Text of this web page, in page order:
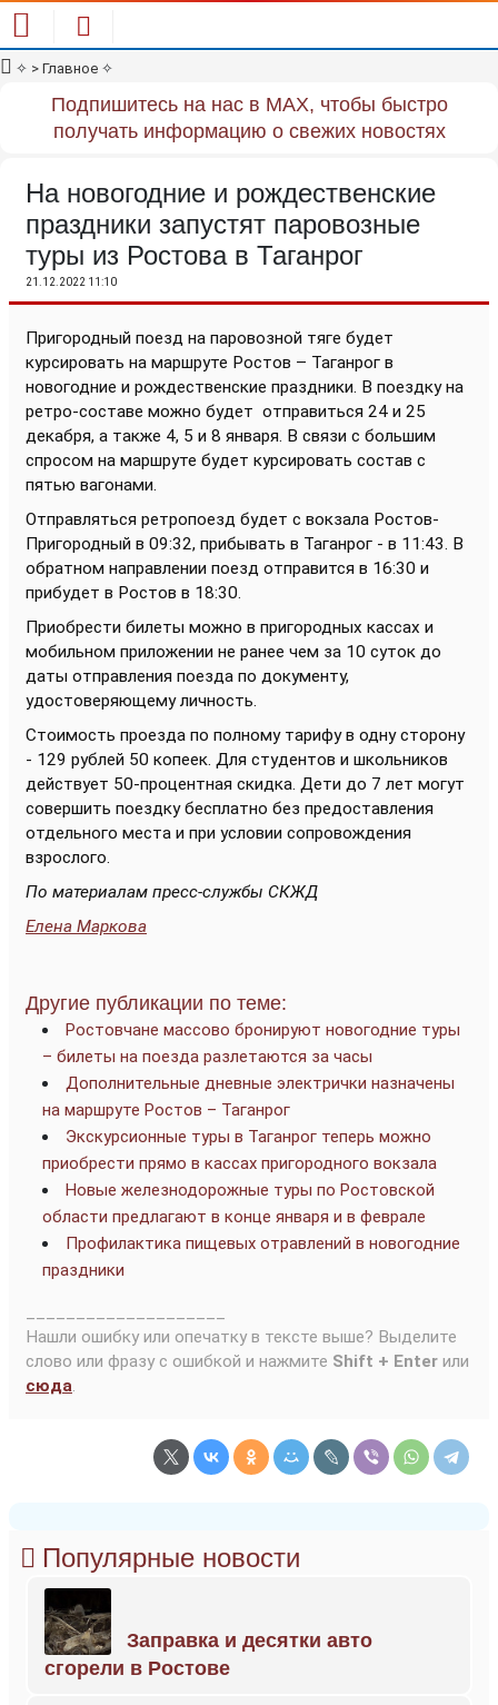
✧ > Главное ✧
Подпишитесь на нас в MAX, чтобы быстро
получать информацию о свежих новостях
На новогодние и рождественские
праздники запустят паровозные
туры из Ростова в Таганрог
21.12.2022 11:10
Пригородный поезд на паровозной тяге будет
курсировать на маршруте Ростов – Таганрог в
новогодние и рождественские праздники. В поездку на
ретро-составе можно будет отправиться 24 и 25
декабря, а также 4, 5 и 8 января. В связи с большим
спросом на маршруте будет курсировать состав с
пятью вагонами.
Отправляться ретропоезд будет с вокзала Ростов-
Пригородный в 09:32, прибывать в Таганрог - в 11:43. В
обратном направлении поезд отправится в 16:30 и
прибудет в Ростов в 18:30.
Приобрести билеты можно в пригородных кассах и
мобильном приложении не ранее чем за 10 суток до
даты отправления поезда по документу,
удостоверяющему личность.
Стоимость проезда по полному тарифу в одну сторону
- 129 рублей 50 копеек. Для студентов и школьников
действует 50-процентная скидка. Дети до 7 лет могут
совершить поездку бесплатно без предоставления
отдельного места и при условии сопровождения
взрослого.
По материалам пресс-службы СКЖД
Елена Маркова
Другие публикации по теме:
Ростовчане массово бронируют новогодние туры
– билеты на поезда разлетаются за часы
Дополнительные дневные электрички назначены
на маршруте Ростов – Таганрог
Экскурсионные туры в Таганрог теперь можно
приобрести прямо в кассах пригородного вокзала
Новые железнодорожные туры по Ростовской
области предлагают в конце января и в феврале
Профилактика пищевых отравлений в новогодние
праздники
Нашли ошибку или опечатку в тексте выше? Выделите
слово или фразу с ошибкой и нажмите Shift + Enter или
сюда.
Популярные новости
Заправка и десятки авто
сгорели в Ростове